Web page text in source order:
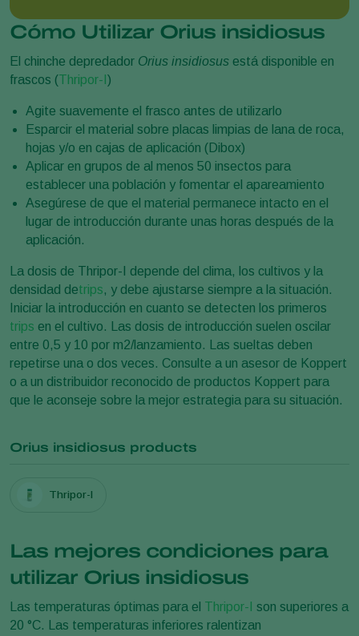
Cómo Utilizar Orius insidiosus
El chinche depredador Orius insidiosus está disponible en
frascos (Thripor-I )
Agite suavemente el frasco antes de utilizarlo
Esparcir el material sobre placas limpias de lana de roca,
hojas y/o en cajas de aplicación (Dibox)
Aplicar en grupos de al menos 50 insectos para
establecer una población y fomentar el apareamiento
Asegúrese de que el material permanece intacto en el
lugar de introducción durante unas horas después de la
aplicación.
La dosis de Thripor-I depende del clima, los cultivos y la
densidad detrips, y debe ajustarse siempre a la situación.
Iniciar la introducción en cuanto se detecten los primeros
trips en el cultivo. Las dosis de introducción suelen oscilar
entre 0,5 y 10 por m2/lanzamiento. Las sueltas deben
repetirse una o dos veces. Consulte a un asesor de Koppert
o a un distribuidor reconocido de productos Koppert para
que le aconseje sobre la mejor estrategia para su situación.
Orius insidiosus products
Thripor-I
Las mejores condiciones para
utilizar Orius insidiosus
Las temperaturas óptimas para el Thripor-I son superiores a
20 °C. Las temperaturas inferiores ralentizan